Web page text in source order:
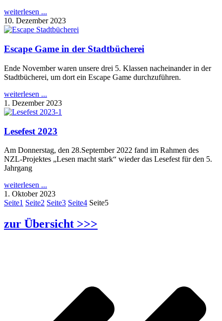
weiterlesen ...
10. Dezember 2023
Escape Game in der Stadtbücherei
Ende November waren unsere drei 5. Klassen nacheinander in der
Stadtbücherei, um dort ein Escape Game durchzuführen.
weiterlesen ...
1. Dezember 2023
Lesefest 2023
Am Donnerstag, den 28.September 2022 fand im Rahmen des
NZL-Projektes „Lesen macht stark“ wieder das Lesefest für den 5.
Jahrgang
weiterlesen ...
1. Oktober 2023
Seite1 Seite2 Seite3 Seite4 Seite5
zur Übersicht >>>